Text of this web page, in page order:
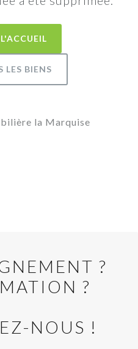
LES BIENS
la Marquise
?
?
NOUS !